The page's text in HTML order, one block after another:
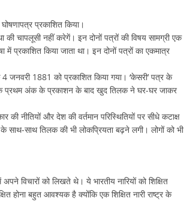
प्रकाशित किया।
चापलूसी नहीं करेगें। इन दोनों पत्रों की विषय सामग्री एक
में प्रकाशित किया जाता था। इन दोनों पत्रों का एकमात्र
जनवरी 1881 को प्रकाशित किया गया। ‘केसरी’ पत्र के
के प्रथम अंक के प्रकाशन के बाद खुद तिलक ने घर-घर जाकर
की नीतियों और देश की वर्तमान परिस्थितियों पर सीधे कटाक्ष
साथ तिलक की भी लोकप्रियता बढ़ने लगी। लोगों को भी
विचारों को लिखते थे। ये भारतीय नारियों को शिक्षित
होना बहुत आवश्यक है क्योंकि एक शिक्षित नारी राष्ट्र के